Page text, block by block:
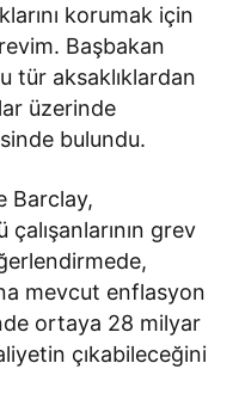
korumak için
Başbakan
tür aksaklıklardan
üzerinde
bulundu.
Barclay,
grev
mevcut enflasyon
ortaya 28 milyar
çıkabileceğini